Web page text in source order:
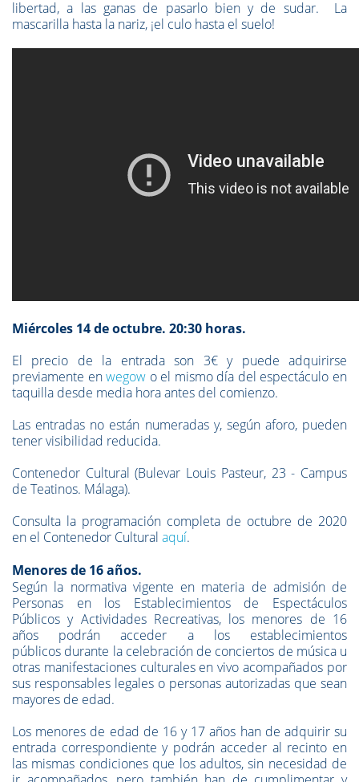
libertad, a las ganas de pasarlo bien y de sudar. La
mascarilla hasta la nariz, ¡el culo hasta el suelo!
Miércoles 14 de octubre. 20:30 horas.
El precio de la entrada son 3€ y puede adquirirse
previamente enwegow o el mismo día del espectáculo en
taquilla desde media hora antes del comienzo.
Las entradas no están numeradas y, según aforo, pueden
tener visibilidad reducida.
Contenedor Cultural (Bulevar Louis Pasteur, 23 - Campus
de Teatinos. Málaga).
Consulta la programación completa de octubre de 2020
en el Contenedor Cultural aquí.
Menores de 16 años.
Según la normativa vigente en materia de admisión de
Personas en los Establecimientos de Espectáculos
Públicos y Actividades Recreativas, los menores de 16
años podrán acceder a los establecimientos
públicos durante la celebración de conciertos de música u
otras manifestaciones culturales en vivoacompañados por
sus responsables legales o personas autorizadas que sean
mayores de edad.
Los menores de edad de 16 y 17 años han de adquirir su
entrada correspondiente y podrán acceder al recinto en
las mismas condiciones que los adultos, sin necesidad de